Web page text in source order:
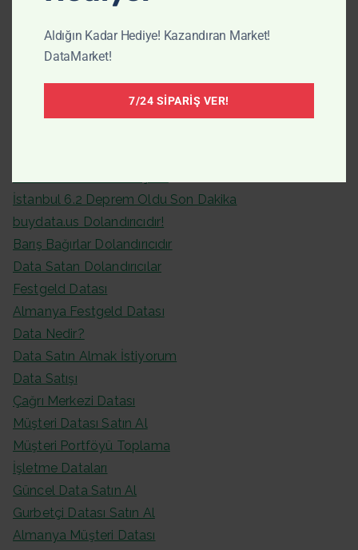
Son Yazılar
İstanbul 6.2 Deprem Oldu Son Dakika
buydata.us Dolandırıcıdır!
Barış Bağırlar Dolandırıcıdır
Data Satan Dolandırıcılar
Festgeld Datası
Almanya Festgeld Datası
Data Nedir?
Data Satın Almak İstiyorum
Data Satışı
Çağrı Merkezi Datası
Müşteri Datası Satın Al
Müşteri Portföyü Toplama
İşletme Dataları
Güncel Data Satın Al
Gurbetçi Datası Satın Al
Almanya Müşteri Datası
Aldığın Kadar Hediye! Kazandıran Market!
DataMarket!
7/24 SIPARIŞ VER!